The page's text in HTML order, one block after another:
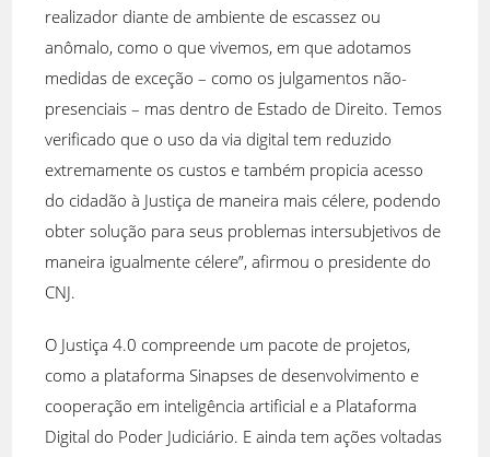
realizador diante de ambiente de escassez ou
anômalo, como o que vivemos, em que adotamos
medidas de exceção – como os julgamentos não-
presenciais – mas dentro de Estado de Direito. Temos
verificado que o uso da via digital tem reduzido
extremamente os custos e também propicia acesso
do cidadão à Justiça de maneira mais célere, podendo
obter solução para seus problemas intersubjetivos de
maneira igualmente célere”, afirmou o presidente do
CNJ.
O Justiça 4.0 compreende um pacote de projetos,
como a plataforma Sinapses de desenvolvimento e
cooperação em inteligência artificial e a Plataforma
Digital do Poder Judiciário. E ainda tem ações voltadas